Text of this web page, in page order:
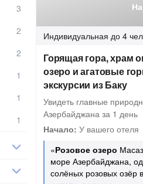
Индивидуальная до 4
Горящая гора, храм
озеро и агатовые
экскурсии из Баку
Увидеть главные
Азербайджана за 1 день
Начало: У вашего отеля
«Розовое озеро
море Азербайджана,
солёных розовых озёр